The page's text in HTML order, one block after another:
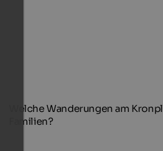
Welche Wanderungen am
Familien?